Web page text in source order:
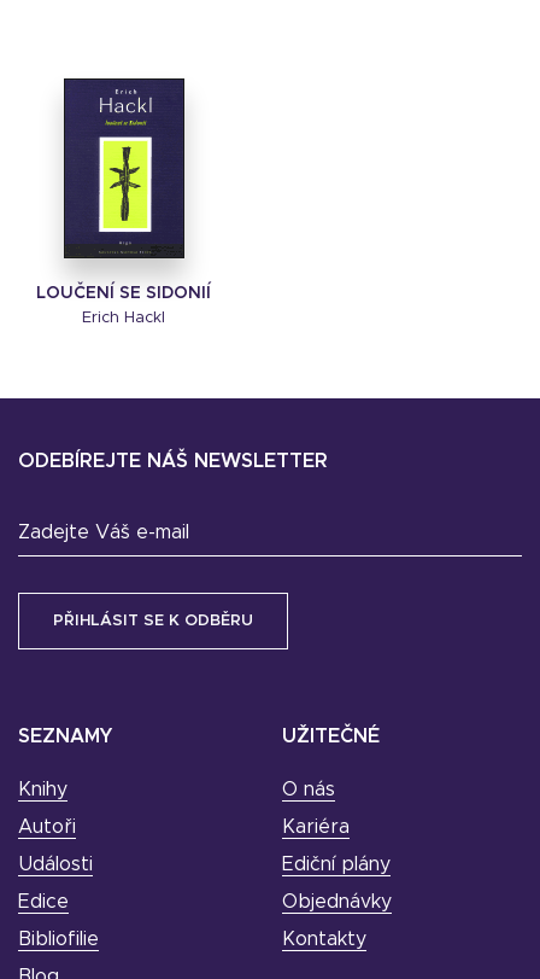
LOUČENÍ SE SIDONIÍ
Erich Hackl
SEZNAMY
Knihy
Autoři
Události
Edice
Bibliofilie
UŽITEČNÉ
O nás
Kariéra
Ediční plány
Objednávky
Kontakty
ODEBÍREJTE NÁŠ NEWSLETTER
Zadejte Váš e-mail